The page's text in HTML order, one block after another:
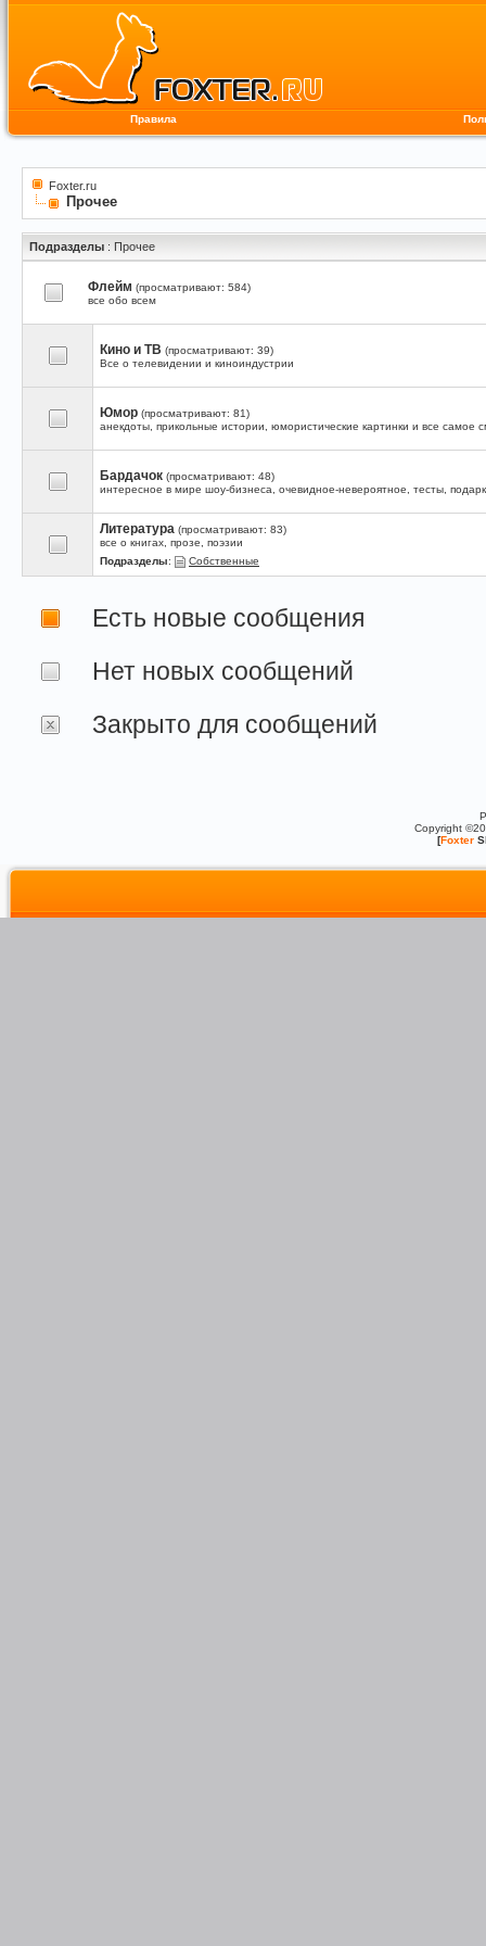
Правила
Foxter.ru
Прочее
Подразделы : Прочее
Флейм (просматривают: 584)
все обо всем
Кино и ТВ (просматривают: 39)
Все о телевидении и киноиндустрии
Юмор (просматривают: 81)
анекдоты, прикольные истории, юмористические картинки и все самое
Бардачок (просматривают: 48)
интересное в мире шоу-бизнеса, очевидное-невероятное, тесты,
Литература (просматривают: 83)
все о книгах, прозе, поэзии
Подразделы: Собственные
Есть новые сообщения
Нет новых сообщений
Закрыто для сообщений
Copyright
[Foxter